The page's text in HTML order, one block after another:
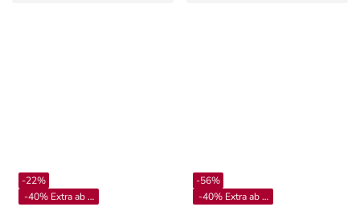
-22%
-40% Extra ab 4**
-56%
-40% Extra ab 4**